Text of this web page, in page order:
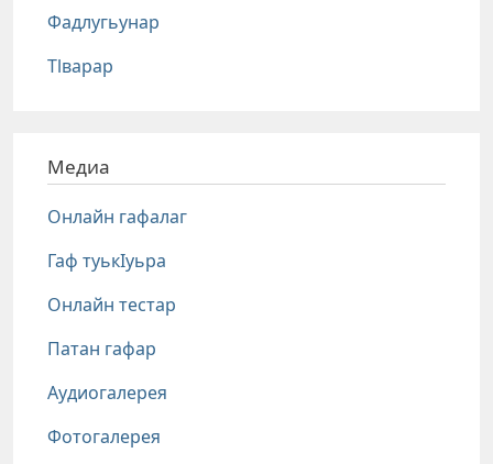
Фадлугьунар
Тlварар
Медиа
Онлайн гафалаг
Гаф туькIуьра
Онлайн тестар
Патан гафар
Аудиогалерея
Фотогалерея